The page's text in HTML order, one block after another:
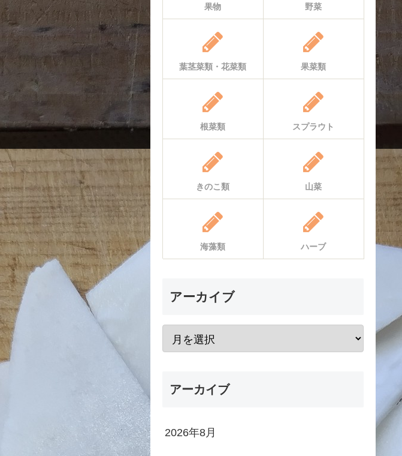
果物 野菜
葉茎菜類・花菜類 果菜類
根菜類 スプラウト
きのこ類 山菜
海藻類 ハーブ
アーカイブ
アーカイブ
2026年8月